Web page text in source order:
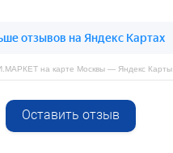
Спиртовая краска NORIS
на карте Москвы — Яндекс Карты
Оставить отзыв